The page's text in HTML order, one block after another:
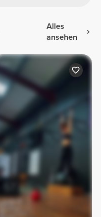
Alles
ansehen